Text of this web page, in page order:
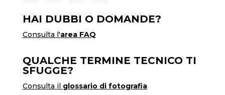
HAI DUBBI O DOMANDE?
Consulta l'area FAQ
QUALCHE TERMINE TECNICO TI
SFUGGE?
Consulta il glossario di fotografia